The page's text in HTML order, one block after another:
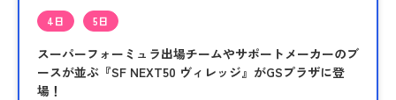
4日 5日
スーパーフォーミュラ出場チームやサポートメーカーのブ
ースが並ぶ『SF NEXT50 ヴィレッジ』がGSプラザに登
場！